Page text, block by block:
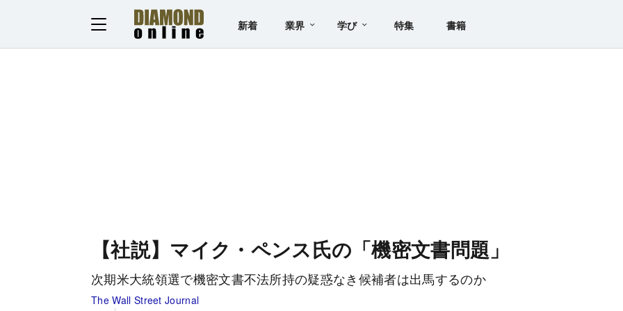
新着 業界 学び 特集 書籍
【社説】マイク・ペンス氏の「機密文書問題」
次期米大統領選で機密文書不法所持の疑惑なき候補者は出馬するのか
The Wall Street Journal